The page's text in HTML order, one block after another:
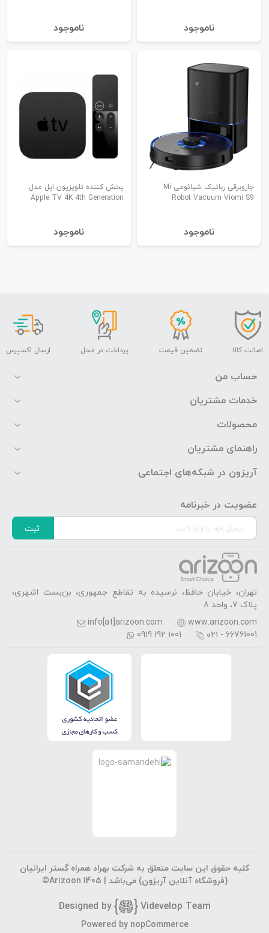
نا‌موجود نا‌موجود
جاروبرقی رباتیک شیائومی Mi
Robot Vacuum Viomi S9
نا‌موجود
پخش کننده تلویزیون اپل مدل
Apple TV 4K 4th Generation
نا‌موجود
جستجوی پیشرفته
اصالت کالا تضمین قیمت پرداخت در محل ارسال اکسپرس
حساب من
خدمات مشتریان
محصولات
راهنمای مشتریان
آریزون در شبکه‌های اجتماعی
عضویت در خبرنامه
ثبت
تهران، خیابان حافظ، نرسیده به تقاطع جمهوری، بن‌بست اشهری،
پلاک 7، واحد 8
www.arizoon.com
info[at]arizoon.com
۰۲۱ - 66761001
0919 192 1001
کلیه حقوق این سایت متعلق به شرکت بهراد همراه گستر ایرانیان
(فروشگاه آنلاین آریزون) می‌باشد | ©Arizoon 1405
Designed by Videvelop Team
Powered by nopCommerce